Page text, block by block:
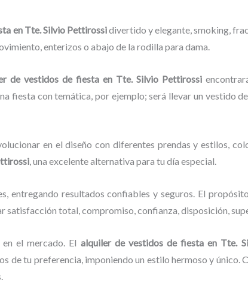
en Tte. Silvio Pettirossidivertido y elegante, smoking,
enterizos o abajo de la rodilla para dama.
de vestidos de fiesta en Tte. Silvio Pettirossi
fiesta con temática, por ejemplo; será llevar un vestido
en el diseño con diferentes prendas y estilos,
, una excelente alternativa para tu día especial.
entregando resultados confiables y seguros. El
satisfacción total, compromiso, confianza, disposición,
el mercado. El alquiler de vestidos de fiesta en Tte.
de tu preferencia, imponiendo un estilo hermoso y único.